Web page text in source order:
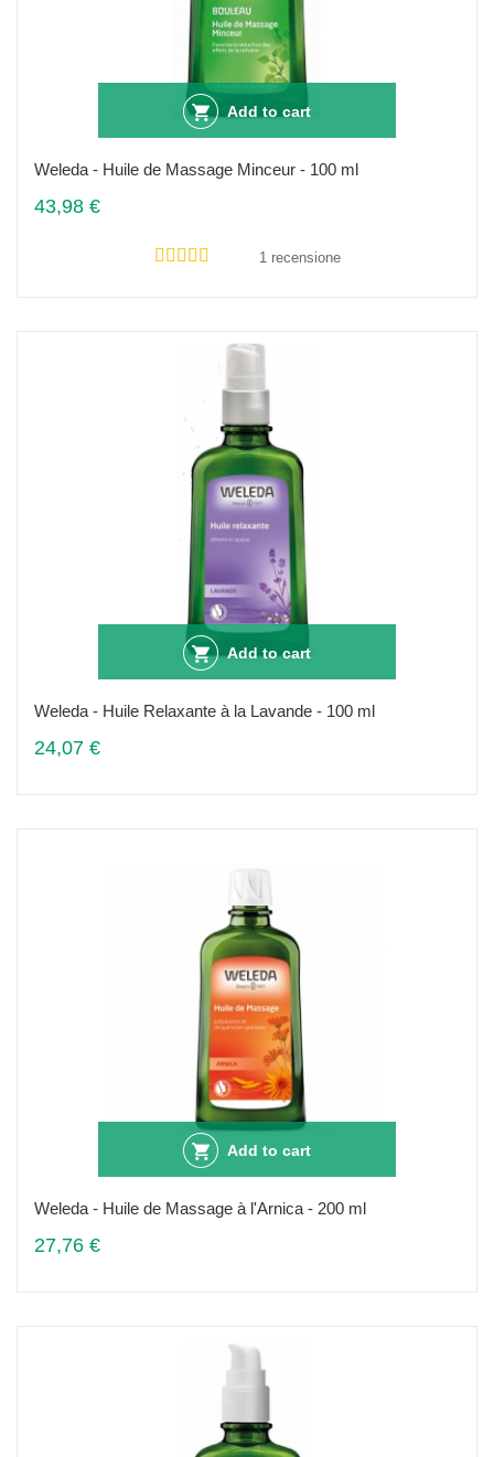
Add to cart
Weleda - Huile de Massage Minceur - 100 ml
43,98 €
1 recensione
Add to cart
Weleda - Huile Relaxante à la Lavande - 100 ml
24,07 €
Add to cart
Weleda - Huile de Massage à l'Arnica - 200 ml
27,76 €